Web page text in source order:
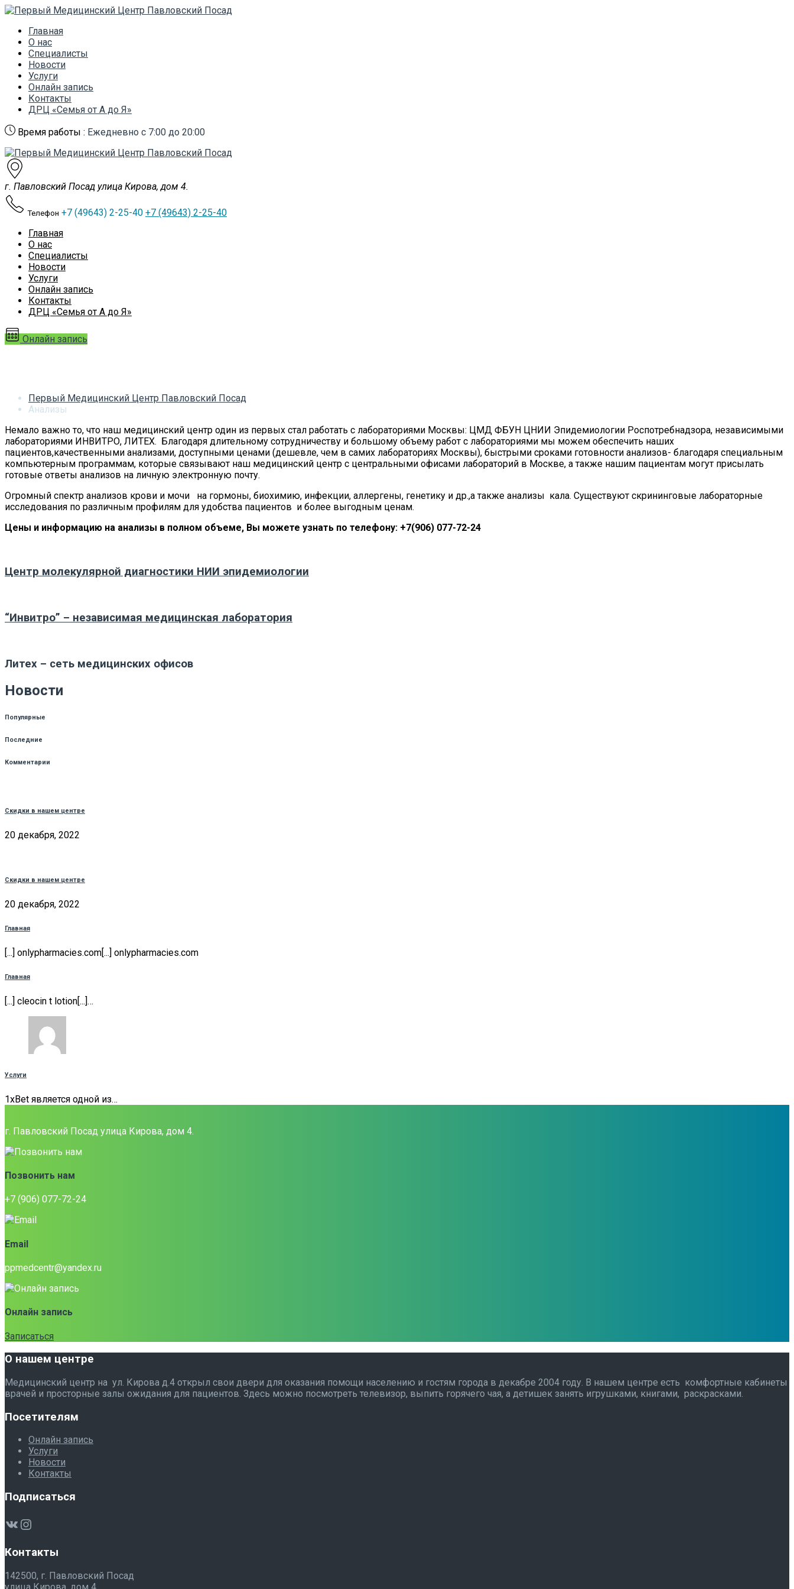
Главная
О нас
Специалисты
Новости
Услуги
Онлайн запись
Контакты
ДРЦ «Семья от А до Я»
Время работы : Ежедневно с 7:00 до 20:00
г. Павловский Посад улица Кирова, дом 4.
Телефон +7 (49643) 2-25-40 +7 (49643) 2-25-40
Главная
О нас
Специалисты
Новости
Услуги
Онлайн запись
Контакты
ДРЦ «Семья от А до Я»
Онлайн запись
Первый Медицинский Центр Павловский Посад
Анализы
Немало важно то, что наш медицинский центр один из первых стал работать с лабораториями Москвы: ЦМД ФБУН ЦНИИ Эпидемиологии Роспотребнадзора, независимыми
лабораториями ИНВИТРО, ЛИТЕХ. Благодаря длительному сотрудничеству и большому объему работ с лабораториями мы можем обеспечить наших
пациентов,качественными анализами, доступными ценами (дешевле, чем в самих лабораториях Москвы), быстрыми сроками готовности анализов- благодаря специальным
компьютерным программам, которые связывают наш медицинский центр с центральными офисами лабораторий в Москве, а также нашим пациентам могут присылать
готовые ответы анализов на личную электронную почту.
Огромный спектр анализов крови и мочи на гормоны, биохимию, инфекции, аллергены, генетику и др.,а также анализы кала. Существуют скрининговые лабораторные
исследования по различным профилям для удобства пациентов и более выгодным ценам.
Цены и информацию на анализы в полном объеме, Вы можете узнать по телефону: +7(906) 077-72-24
Центр молекулярной диагностики НИИ эпидемиологии
“Инвитро” – независимая медицинская лаборатория
Литех – сеть медицинских офисов
Новости
Популярные
Последние
Комментарии
Скидки в нашем центре
20 декабря, 2022
Скидки в нашем центре
20 декабря, 2022
Главная
[...] onlypharmacies.com[...] onlypharmacies.com
Главная
[...] cleocin t lotion[...]…
Услуги
1xBet является одной из…
г. Павловский Посад улица Кирова, дом 4.
Позвонить нам
+7 (906) 077-72-24
Email
ppmedcentr@yandex.ru
Онлайн запись
Записаться
О нашем центре
Медицинский центр на ул. Кирова д.4 открыл свои двери для оказания помощи населению и гостям города в декабре 2004 году. В нашем центре есть комфортные кабинеты
врачей и просторные залы ожидания для пациентов. Здесь можно посмотреть телевизор, выпить горячего чая, а детишек занять игрушками, книгами, раскрасками.
Посетителям
Онлайн запись
Услуги
Новости
Контакты
Подписаться
ВКонтакте
Instagram
Контакты
142500, г. Павловский Посад